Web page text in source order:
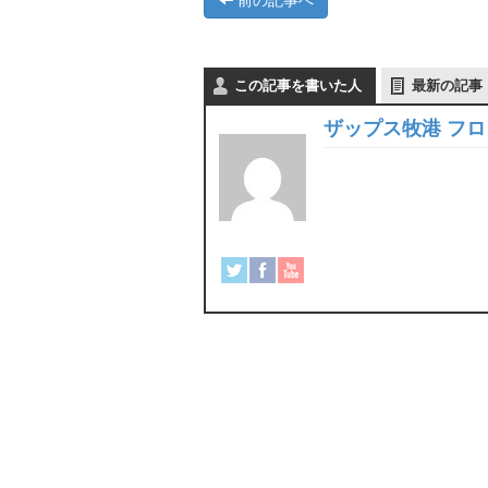
この記事を書いた人 最新の記事
ザップス牧港 フロ